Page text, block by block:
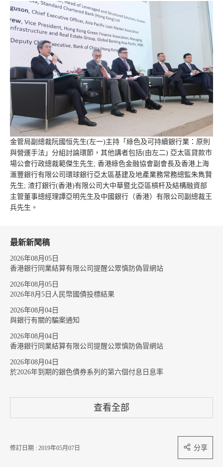
金管局副總裁阮國恒先生(左一)主持「綠色及可持續銀行業：原則
與營運手法」分組討論環節，其他講者包括(由左二) 亞太區貸款市
場公會行政總裁範傑生先生; 香港綠色金融協會副會長及香港上海
滙豐銀行有限公司環球銀行亞太區基建及地產業務常務總監朱雋賢
先生; 渣打銀行(香港)有限公司大中華暨北亞區槓杆及結構融資部
主管董事總經理譚亞明先生及中國銀行（香港）有限公司副總裁王
兵先生。
最新新聞稿
2026年08月05日
香港銀行同業結算有限公司提醒公眾慎防偽冒網站
2026年08月05日
2026年8月5日人民幣國債投標結果
2026年08月04日
與銀行有關的騙案通知
2026年08月04日
香港銀行同業結算有限公司提醒公眾慎防偽冒網站
2026年08月04日
於2026年到期的銀色債券系列的第六個付息日息率
查看全部
修訂日期 : 2019年05月07日 分享